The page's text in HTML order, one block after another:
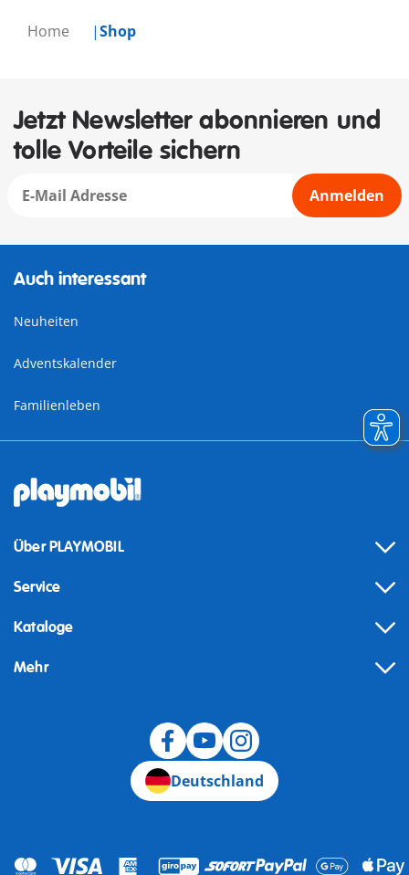
Home Shop
Jetzt Newsletter abonnieren und
tolle Vorteile sichern
Anmelden
Auch interessant
Neuheiten
Adventskalender
Familienleben
Über PLAYMOBIL
Service
Kataloge
Mehr
Deutschland